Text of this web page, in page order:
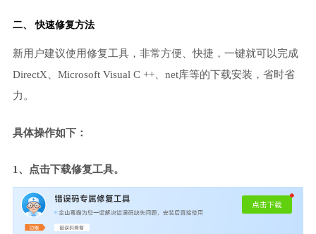
二、 快速修复方法
新用户建议使用修复工具，非常方便、快捷，一键就可以完成
DirectX、Microsoft Visual C ++、net库等的下载安装，省时省
力。
具体操作如下：
1、点击下载修复工具。